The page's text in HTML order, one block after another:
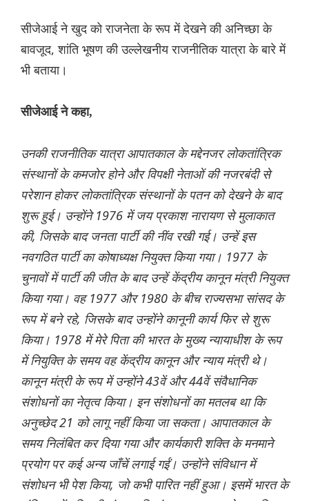
सीजेआई ने खुद को राजनेता के रूप में देखने की अनिच्छा के
बावजूद, शांति भूषण की उल्लेखनीय राजनीतिक यात्रा के बारे में
भी बताया।
सीजेआई ने कहा,
उनकी राजनीतिक यात्रा आपातकाल के मद्देनजर लोकतांत्रिक
संस्थानों के कमजोर होने और विपक्षी नेताओं की नजरबंदी से
परेशान होकर लोकतांत्रिक संस्थानों के पतन को देखने के बाद
शुरू हुई। उन्होंने 1976 में जय प्रकाश नारायण से मुलाकात
की, जिसके बाद जनता पार्टी की नींव रखी गई। उन्हें इस
नवगठित पार्टी का कोषाध्यक्ष नियुक्त किया गया। 1977 के
चुनावों में पार्टी की जीत के बाद उन्हें केंद्रीय कानून मंत्री नियुक्त
किया गया। वह 1977 और 1980 के बीच राज्यसभा सांसद के
रूप में बने रहे, जिसके बाद उन्होंने कानूनी कार्य फिर से शुरू
किया। 1978 में मेरे पिता की भारत के मुख्य न्यायाधीश के रूप
में नियुक्ति के समय वह केंद्रीय कानून और न्याय मंत्री थे।
कानून मंत्री के रूप में उन्होंने 43वें और 44वें संवैधानिक
संशोधनों का नेतृत्व किया। इन संशोधनों का मतलब था कि
अनुच्छेद 21 को लागू नहीं किया जा सकता। आपातकाल के
समय निलंबित कर दिया गया और कार्यकारी शक्ति के मनमाने
प्रयोग पर कई अन्य जाँचें लगाई गईं। उन्होंने संविधान में
संशोधन भी पेश किया, जो कभी पारित नहीं हुआ। इसमें भारत के